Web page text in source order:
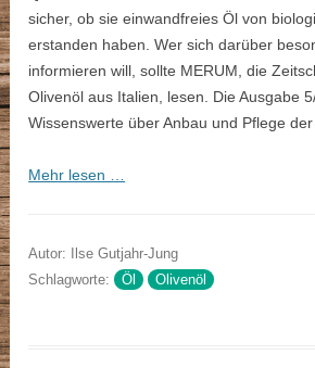
sicher, ob sie einwandfreies Öl von
erstanden haben. Wer sich darüber
informieren will, sollte MERUM, die
Olivenöl aus Italien, lesen. Die Ausgabe
Wissenswerte über Anbau und Pflege
Mehr lesen …
Autor: Ilse Gutjahr-Jung
Schlagworte: Öl Olivenöl